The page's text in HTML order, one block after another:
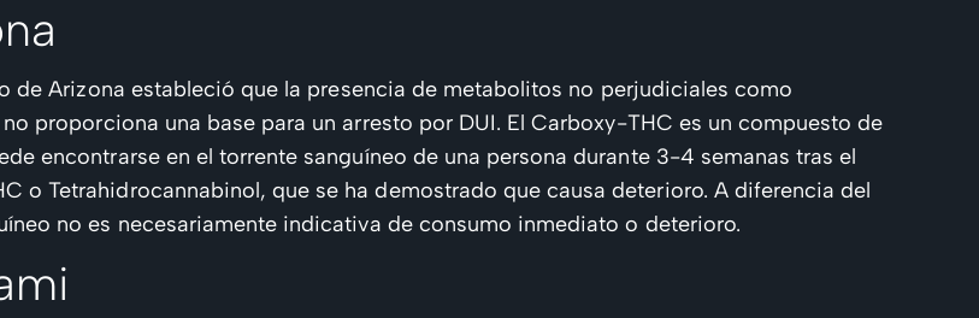
de Arizona estableció que la presencia de metabolitos no perjudiciales como
proporciona una base para un arresto por DUI. El Carboxy-THC es un compuesto de
encontrarse en el torrente sanguíneo de una persona durante 3-4 semanas tras el
o Tetrahidrocannabinol, que se ha demostrado que causa deterioro. A diferencia del
no es necesariamente indicativa de consumo inmediato o deterioro.